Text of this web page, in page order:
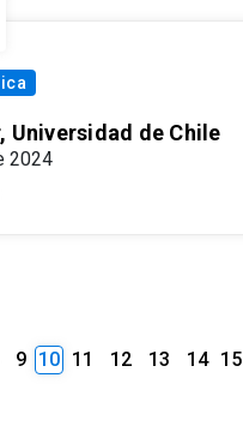
Universidad de Chile
2024
9 10 11 12 13 14 15